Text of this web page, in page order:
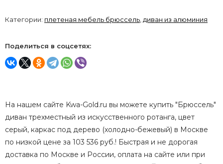
Категории: плетеная мебель брюссель,диван из алюминия
Поделиться в соцсетях:
На нашем сайте Kwa-Gold.ru вы можете купить "Брюссель"
диван трехместный из искусственного ротанга, цвет
серый, каркас под дерево (холодно-бежевый) в Москве
по низкой цене за 103 536 руб.! Быстрая и не дорогая
доставка по Москве и России, оплата на сайте или при